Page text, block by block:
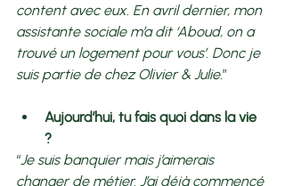
content avec eux. En avril dernier, mon
assistante sociale m’a dit ‘Aboud, on a
trouvé un logement pour vous’. Donc je
suis partie de chez Olivier & Julie.”
Aujourd’hui, tu fais quoi dans la vie
?
“Je suis banquier mais j’aimerais
changer de métier. J’ai déjà commencé